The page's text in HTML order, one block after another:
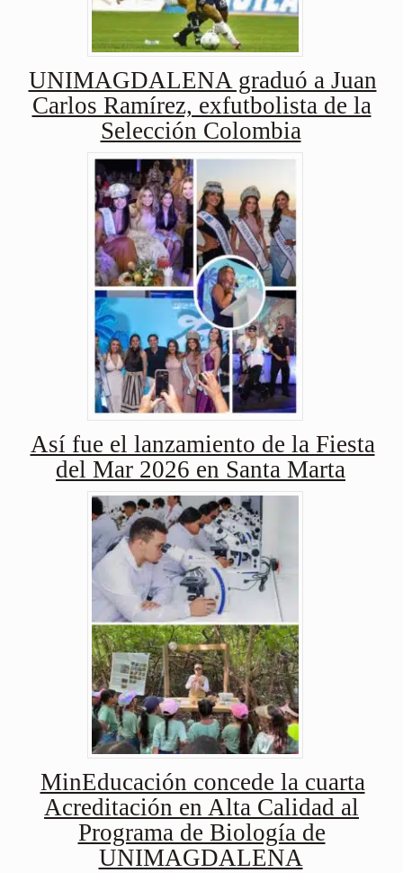
UNIMAGDALENA graduó a Juan
Carlos Ramírez, exfutbolista de la
Selección Colombia
Así fue el lanzamiento de la Fiesta
del Mar 2026 en Santa Marta
MinEducación concede la cuarta
Acreditación en Alta Calidad al
Programa de Biología de
UNIMAGDALENA